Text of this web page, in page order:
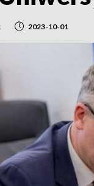
2023-10-01